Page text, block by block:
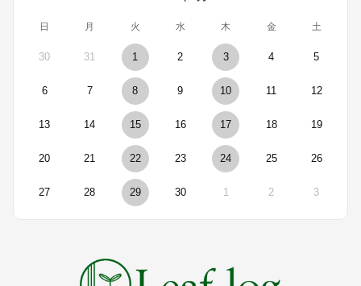
日 月 火 水 木 金 土
30 31 1 2 3 4 5
6 7 8 9 10 11 12
13 14 15 16 17 18 19
20 21 22 23 24 25 26
27 28 29 30 1 2 3